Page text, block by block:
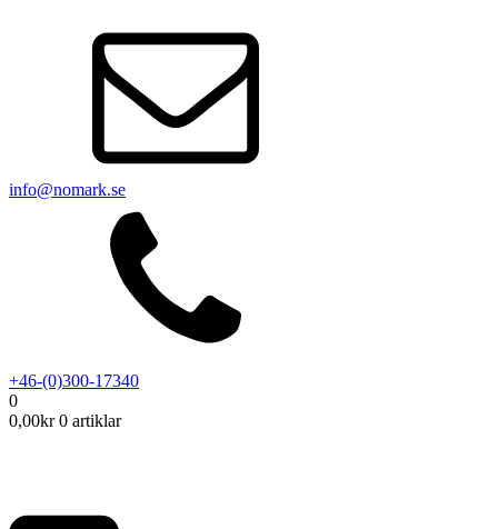
info@nomark.se
+46-(0)300-17340
0
0,00kr 0 artiklar